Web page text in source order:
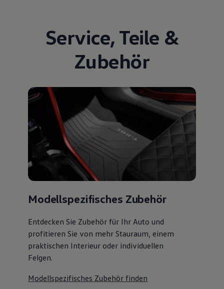
Service, Teile &
Zubehör
Modellspezifisches Zubehör
Entdecken Sie Zubehör für Ihr Auto und
profitieren Sie von mehr Stauraum, einem
praktischen Interieur oder individuellen
Felgen.
Modellspezifisches Zubehör finden